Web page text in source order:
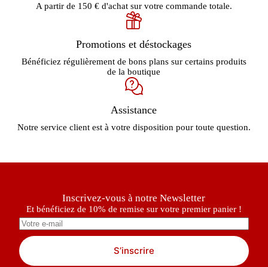
A partir de 150 € d'achat sur votre commande totale.
Promotions et déstockages
Bénéficiez régulièrement de bons plans sur certains produits
de la boutique
Assistance
Notre service client est à votre disposition pour toute question.
Inscrivez-vous à notre Newsletter
Et bénéficiez de 10% de remise sur votre premier panier !
S’inscrire